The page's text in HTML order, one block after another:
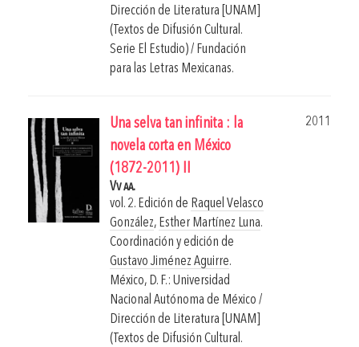
Dirección de Literatura [UNAM]
(Textos de Difusión Cultural.
Serie El Estudio) / Fundación
para las Letras Mexicanas.
Una selva tan infinita : la
novela corta en México
(1872-2011) II
2011
Vv aa.
vol. 2. Edición de Raquel Velasco
González, Esther Martínez Luna.
Coordinación y edición de
Gustavo Jiménez Aguirre.
México, D. F.: Universidad
Nacional Autónoma de México /
Dirección de Literatura [UNAM]
(Textos de Difusión Cultural.